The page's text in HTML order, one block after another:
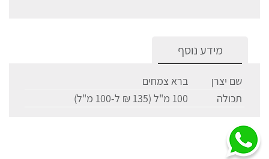
מידע נוסף
שם יצרן
ברא צמחים
תכולה
100 מ"ל (135 ₪ ל-100 מ"ל)